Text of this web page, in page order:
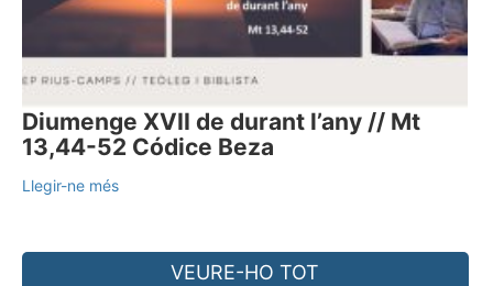
Diumenge XVII de durant l’any // Mt
13,44-52 Códice Beza
Llegir-ne més
VEURE-HO TOT